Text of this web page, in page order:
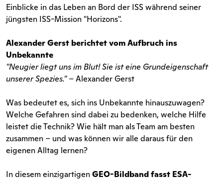
Einblicke in das Leben an Bord der ISS während seiner
jüngsten ISS-Mission "Horizons".
Alexander Gerst berichtet vom Aufbruch ins
Unbekannte
"Neugier liegt uns im Blut! Sie ist eine Grundeigenschaft
unserer Spezies."– Alexander Gerst
Was bedeutet es, sich ins Unbekannte hinauszuwagen?
Welche Gefahren sind dabei zu bedenken, welche Hilfe
leistet die Technik? Wie hält man als Team am besten
zusammen – und was können wir alle daraus für den
eigenen Alltag lernen?
In diesem einzigartigenGEO-Bildband fasst ESA-